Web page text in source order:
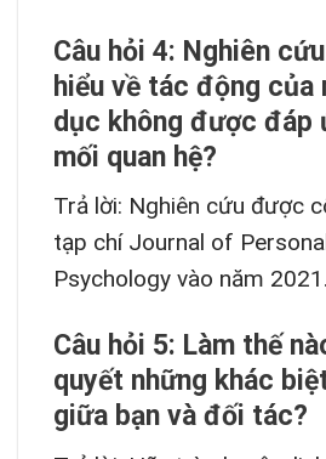
Câu hỏi 4: Nghiên
hiểu về tác động của
dục không được đáp
mối quan hệ?
Trả lời: Nghiên cứu được
tạp chí Journal of
Psychology vào năm 2021.
Câu hỏi 5: Làm thế
quyết những khác
giữa bạn và đối tác?